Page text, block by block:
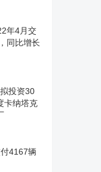
年4月交
同比增长
投资30
卡纳塔克
4167辆